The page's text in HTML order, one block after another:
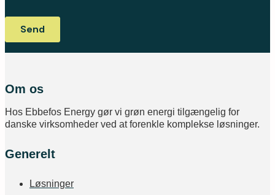
Om os
Hos Ebbefos Energy gør vi grøn energi tilgængelig for
danske virksomheder ved at forenkle komplekse løsninger.
Generelt
Løsninger